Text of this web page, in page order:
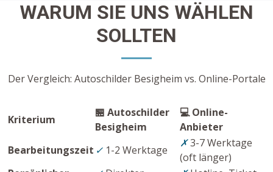
WARUM SIE UNS WÄHLEN
SOLLTEN
Der Vergleich: Autoschilder Besigheim vs. Online-Portale
Kriterium
🏪 Autoschilder
Besigheim
💻 Online-
Anbieter
Bearbeitungszeit ✓ 1-2 Werktage
✗3-7 Werktage
(oft länger)